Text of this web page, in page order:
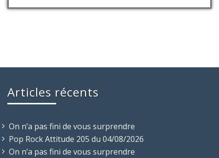
Articles récents
On n’a pas fini de vous surprendre
Pop Rock Attitude 205 du 04/08/2026
On n’a pas fini de vous surprendre